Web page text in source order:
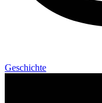
Geschichte